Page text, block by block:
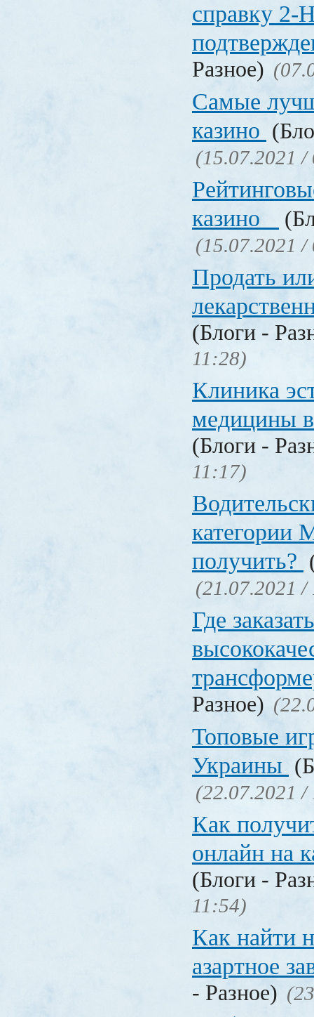
справку
Разное)
Самые
казино
(15.07.2021 /
казино
(15.07.2021 /
Продать
(Блоги -
11:28)
Клиника
медицины
(Блоги -
11:17)
категории
получить?
(21.07.2021 /
Где заказать
Разное)
Топовые
Украины
(22.07.2021 /
Как
онлайн на
(Блоги -
11:54)
Как найти
азартное
- Разное)